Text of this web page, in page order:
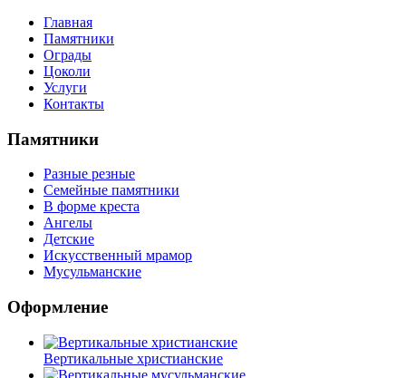
Главная
Памятники
Ограды
Цоколи
Услуги
Контакты
Памятники
Разные резные
Семейные памятники
В форме креста
Ангелы
Детские
Искусственный мрамор
Мусульманские
Оформление
Вертикальные христианские